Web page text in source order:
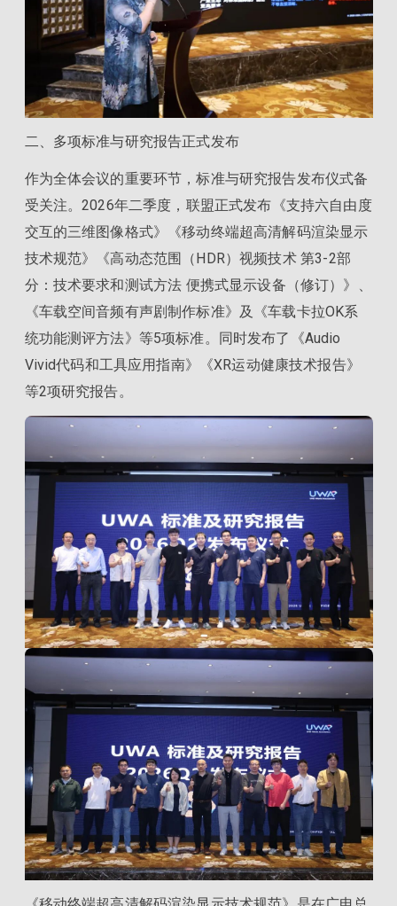
二、多项标准与研究报告正式发布
作为全体会议的重要环节，标准与研究报告发布仪式备
受关注。2026年二季度，联盟正式发布《支持六自由度
交互的三维图像格式》《移动终端超高清解码渲染显示
技术规范》《高动态范围（HDR）视频技术 第3-2部
分：技术要求和测试方法 便携式显示设备（修订）》、
《车载空间音频有声剧制作标准》及《车载卡拉OK系
统功能测评方法》等5项标准。同时发布了《Audio
Vivid代码和工具应用指南》《XR运动健康技术报告》
等2项研究报告。